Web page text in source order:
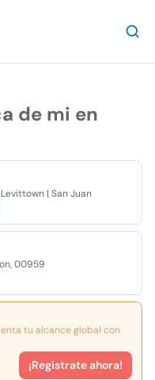
de mi en
| San Juan
00959
tu alcance global con
¡Registrate ahora!